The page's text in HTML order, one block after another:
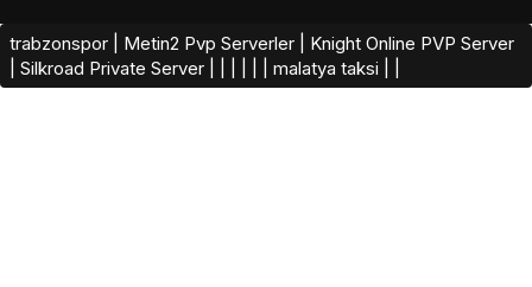
trabzonspor Metin2 Pvp Serverler
Knight Online PVP Server
Silkroad Private Server​ malatya taksi